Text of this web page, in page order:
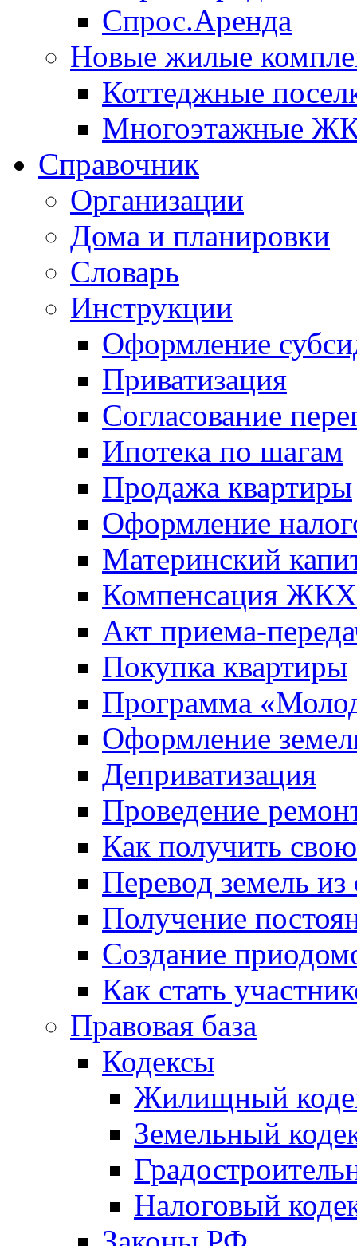
Спрос.Аренда
Новые жилые
Коттеджные
Многоэтажные
Справочник
Организации
Дома и планировки
Словарь
Инструкции
Оформление
Приватизация
Согласование
Ипотека по шагам
Продажа квартиры
Оформление
Материнский
Компенсация ЖКХ
Акт приема-
Покупка квартиры
Программа
Оформление
Деприватизация
Проведение
Как получить
Перевод земель
Получение
Создание
Как стать
Правовая база
Кодексы
Жилищный
Земельный
Налоговый